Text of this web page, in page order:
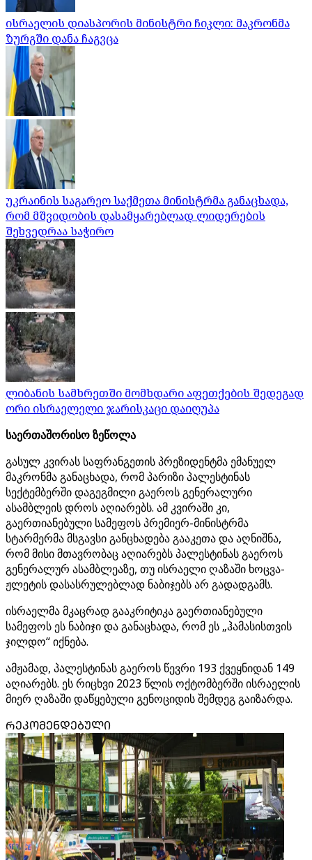
ისრაელის დიასპორის მინისტრი ჩიკლი: მაკრონმა
ზურგში დანა ჩაგვცა
უკრაინის საგარეო საქმეთა მინისტრმა განაცხადა,
რომ მშვიდობის დასამყარებლად ლიდერების
შეხვედრაა საჭირო
ლიბანის სამხრეთში მომხდარი აფეთქების შედეგად
ორი ისრაელელი ჯარისკაცი დაიღუპა
საერთაშორისო ზეწოლა
გასულ კვირას საფრანგეთის პრეზიდენტმა ემანუელ
მაკრონმა განაცხადა, რომ პარიზი პალესტინას
სექტემბერში დაგეგმილი გაეროს გენერალური
ასამბლეის დროს აღიარებს. ამ კვირაში კი,
გაერთიანებული სამეფოს პრემიერ-მინისტრმა
სტარმერმა მსგავსი განცხადება გააკეთა და აღნიშნა,
რომ მისი მთავრობაც აღიარებს პალესტინას გაეროს
გენერალურ ასამბლეაზე, თუ ისრაელი ღაზაში ხოცვა-
ჟლეტის დასასრულებლად ნაბიჯებს არ გადადგამს.
ისრაელმა მკაცრად გააკრიტიკა გაერთიანებული
სამეფოს ეს ნაბიჯი და განაცხადა, რომ ეს „ჰამასისთვის
ჯილდო“ იქნება.
ამჟამად, პალესტინას გაეროს წევრი 193 ქვეყნიდან 149
აღიარებს. ეს რიცხვი 2023 წლის ოქტომბერში ისრაელის
მიერ ღაზაში დაწყებული გენოციდის შემდეგ გაიზარდა.
ᲠᲔᲙᲝᲛᲔᲜᲓᲔᲑᲣᲚᲘ